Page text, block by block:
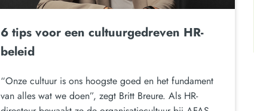
6 tips voor een cultuurgedreven HR-
beleid
“Onze cultuur is ons hoogste goed en het fundament
van alles wat we doen”, zegt Britt Breure. Als HR-